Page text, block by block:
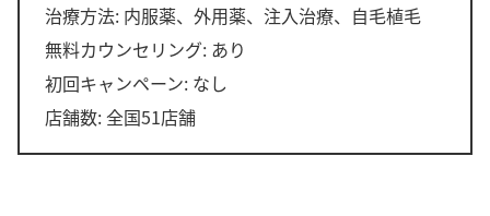
治療方法: 内服薬、外用薬、注入治療、自毛植毛
無料カウンセリング: あり
初回キャンペーン: なし
店舗数: 全国51店舗